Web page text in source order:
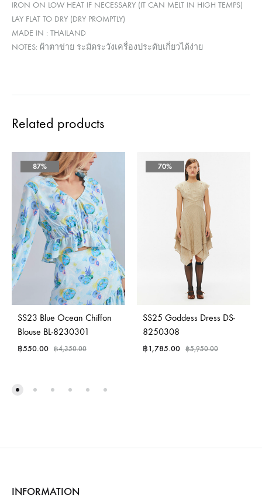
IRON ON LOW HEAT IF NECESSARY (IT CAN MELT IN HIGH TEMPS)
LAY FLAT TO DRY (DRY PROMPTLY)
MADE IN : THAILAND
NOTES: ผ้าตาข่าย ระมัดระวังเครื่องประดับเกี่ยวได้ง่าย
Related products
87%
SS23 Blue Ocean Chiffon
Blouse BL-8230301
฿550.00 ฿4,350.00
70%
SS25 Goddess Dress DS-
8250308
฿1,785.00 ฿5,950.00
INFORMATION